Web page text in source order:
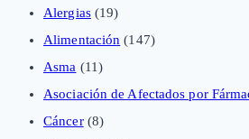
Alergias(19)
Alimentación (147)
Asma (11)
Asociación de Afectados por
Cáncer(8)